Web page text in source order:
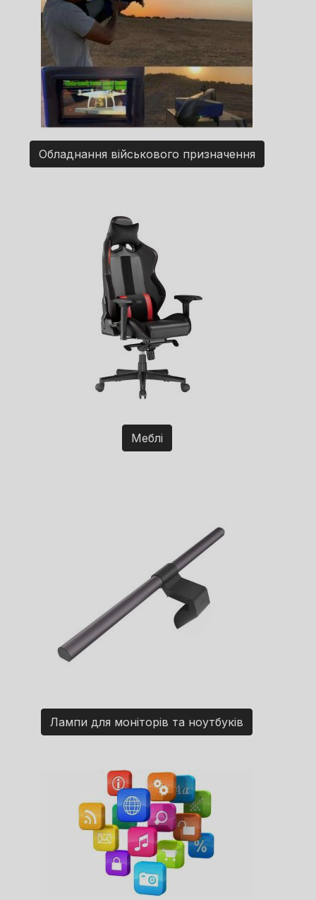
Обладнання військового призначення
Меблі
Лампи для моніторів та ноутбуків